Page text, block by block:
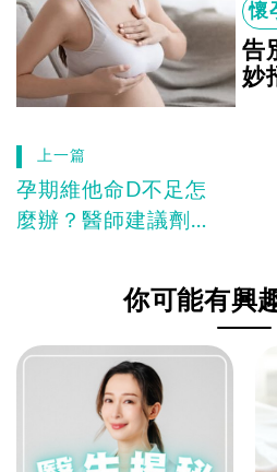
懷
告
妙
上一篇
孕期維他命D不足怎
麼辦？醫師建議劑量
你可能有興